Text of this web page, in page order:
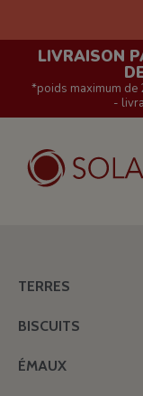
LIVRAISON
*poids maximum de
-
TERRES
BISCUITS
ÉMAUX